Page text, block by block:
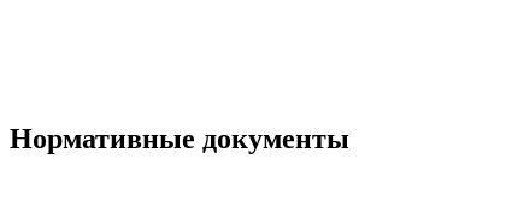
Нормативные документы